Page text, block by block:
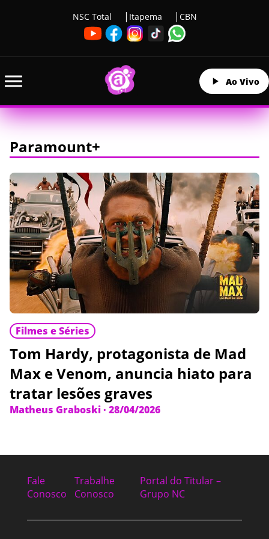
NSC Total Itapema CBN
Ao Vivo
Paramount+
Filmes e Séries
Tom Hardy, protagonista de Mad
Max e Venom, anuncia hiato para
tratar lesões graves
Matheus Graboski· 28/04/2026
Fale
Conosco
Trabalhe
Conosco
Portal do Titular –
Grupo NC